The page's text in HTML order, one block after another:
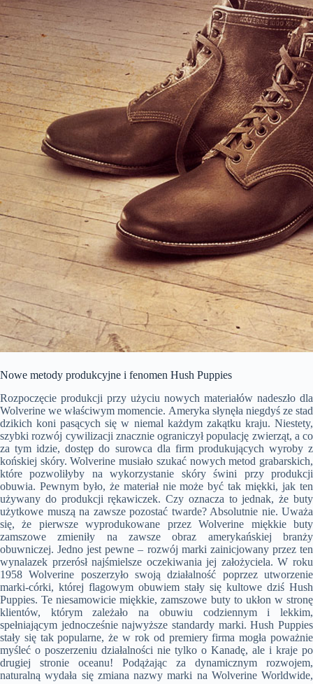
Nowe metody produkcyjne i fenomen Hush Puppies
Rozpoczęcie produkcji przy użyciu nowych materiałów nadeszło dla
Wolverine we właściwym momencie. Ameryka słynęła niegdyś ze stad
dzikich koni pasących się w niemal każdym zakątku kraju. Niestety,
szybki rozwój cywilizacji znacznie ograniczył populację zwierząt, a co
za tym idzie, dostęp do surowca dla firm produkujących wyroby z
końskiej skóry. Wolverine musiało szukać nowych metod grabarskich,
które pozwoliłyby na wykorzystanie skóry świni przy produkcji
obuwia. Pewnym było, że materiał nie może być tak miękki, jak ten
używany do produkcji rękawiczek. Czy oznacza to jednak, że buty
użytkowe muszą na zawsze pozostać twarde? Absolutnie nie. Uważa
się, że pierwsze wyprodukowane przez Wolverine miękkie buty
zamszowe zmieniły na zawsze obraz amerykańskiej branży
obuwniczej. Jedno jest pewne – rozwój marki zainicjowany przez ten
wynalazek przerósł najśmielsze oczekiwania jej założyciela. W roku
1958 Wolverine poszerzyło swoją działalność poprzez utworzenie
marki-córki, której flagowym obuwiem stały się kultowe dziś Hush
Puppies. Te niesamowicie miękkie, zamszowe buty to ukłon w stronę
klientów, którym zależało na obuwiu codziennym i lekkim,
spełniającym jednocześnie najwyższe standardy marki. Hush Puppies
stały się tak popularne, że w rok od premiery firma mogła poważnie
myśleć o poszerzeniu działalności nie tylko o Kanadę, ale i kraje po
drugiej stronie oceanu! Podążając za dynamicznym rozwojem,
naturalną wydała się zmiana nazwy marki na Wolverine Worldwide,